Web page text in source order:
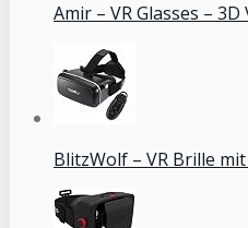
Amir – VR Glasses – 3D
BlitzWolf – VR Brille